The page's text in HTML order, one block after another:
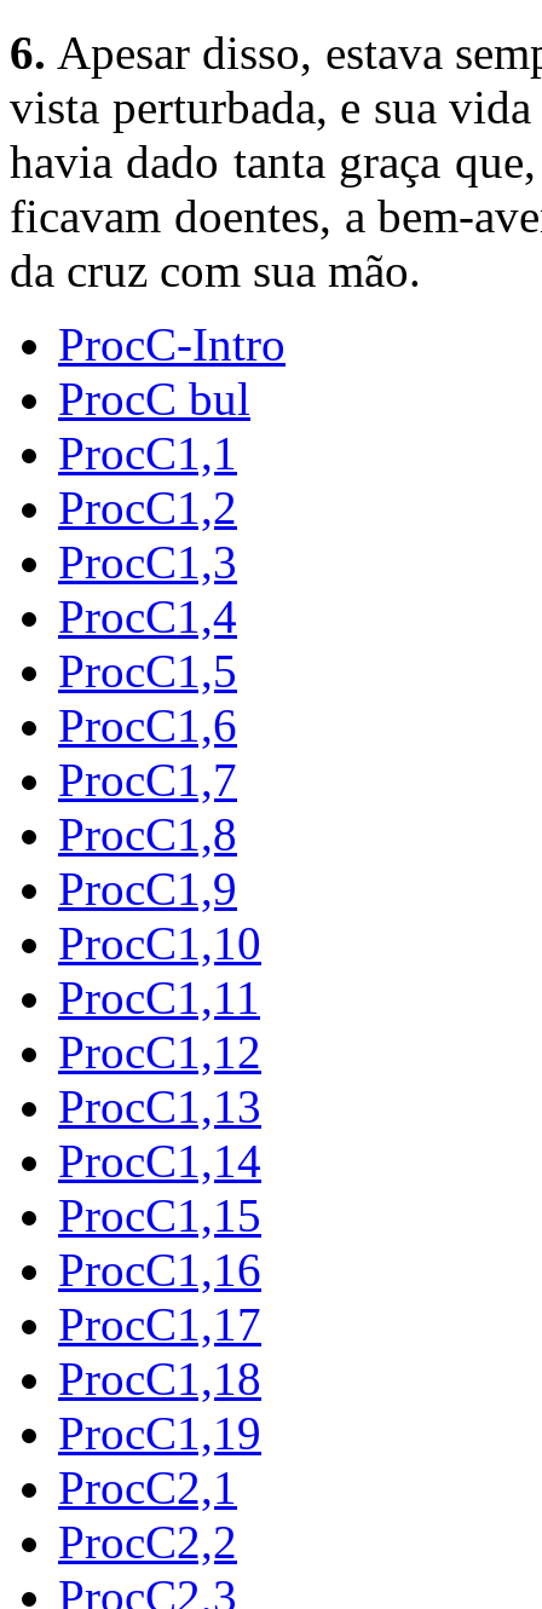
6. Apesar disso, estava
vista perturbada, e sua
havia dado tanta graça
ficavam doentes, a bem-
da cruz com sua mão.
ProcC-Intro
ProcC bul
ProcC1,1
ProcC1,2
ProcC1,3
ProcC1,4
ProcC1,5
ProcC1,6
ProcC1,7
ProcC1,8
ProcC1,9
ProcC1,10
ProcC1,11
ProcC1,12
ProcC1,13
ProcC1,14
ProcC1,15
ProcC1,16
ProcC1,17
ProcC1,18
ProcC1,19
ProcC2,1
ProcC2,2
ProcC2,3